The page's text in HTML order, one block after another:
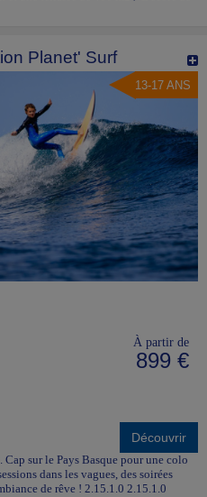
Planet' Surf
13-17 ANS
À partir de
899 €
Découvrir
sur le Pays Basque pour une colo
dans les vagues, des soirées
de rêve ! 2.15.1.0 2.15.1.0